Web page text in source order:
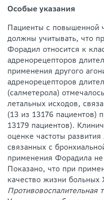
Особые указания
Пациенты с повышенной
должны учитывать, что
Форадил относится к
адренорецепторов
применения другого
адренорецепторов
(салметерола)
летальных исходов,
(13 из 13176 пациентов)
13179 пациентов).
оценке частоты
связанных с
применения Форадила
Показано, что при
качество жизни
Противовоспалительная